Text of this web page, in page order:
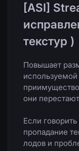
[ASI]
текстур )
Повышает
используемой
они
Если
пропадание
лодов и